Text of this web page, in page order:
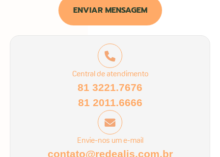
ENVIAR MENSAGEM
Central de atendimento
81 3221.7676
81 2011.6666
Envie-nos um e-mail
contato@redealis.com.br